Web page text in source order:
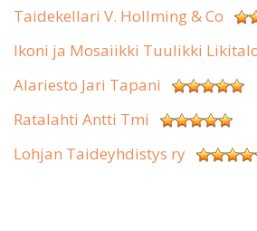
Taidekellari V. Hollming & Co
Ikoni ja Mosaiikki Tuulikki
Alariesto Jari Tapani
Ratalahti Antti Tmi
Lohjan Taideyhdistys ry